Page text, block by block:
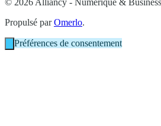
© 2026 Alliancy - Numérique &
Propulsé parOmerlo.
Préférences de consentement